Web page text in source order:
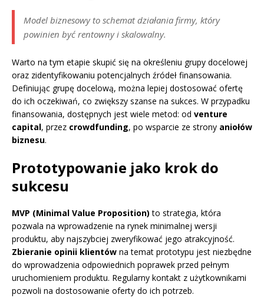
Model biznesowy to schemat działania firmy, który
powinien być rentowny i skalowalny.
Warto na tym etapie skupić się na określeniu grupy docelowej
oraz zidentyfikowaniu potencjalnych źródeł finansowania.
Definiując grupę docelową, można lepiej dostosować ofertę
do ich oczekiwań, co zwiększy szanse na sukces. W przypadku
finansowania, dostępnych jest wiele metod: od venture
capital, przez crowdfunding, po wsparcie ze strony aniołów
biznesu.
Prototypowanie jako krok do
sukcesu
MVP (Minimal Value Proposition) to strategia, która
pozwala na wprowadzenie na rynek minimalnej wersji
produktu, aby najszybciej zweryfikować jego atrakcyjność.
Zbieranie opinii klientów na temat prototypu jest niezbędne
do wprowadzenia odpowiednich poprawek przed pełnym
uruchomieniem produktu. Regularny kontakt z użytkownikami
pozwoli na dostosowanie oferty do ich potrzeb.